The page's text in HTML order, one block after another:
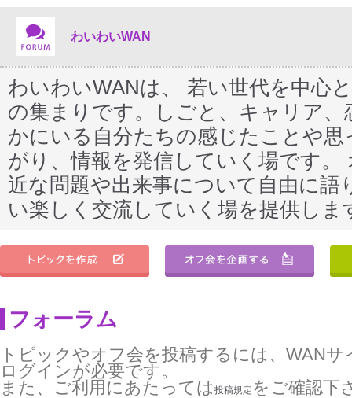
わいわいWAN
わいわいWANは、 若い世代を中心
の集まりです。しごと、キャリア
かにいる自分たちの感じたことや
がり、情報を発信していく場です
近な問題や出来事について自由に
い楽しく交流していく場を提供しま
フォーラム
トピックやオフ会を投稿するには、WAN
ログインが必要です。
また、ご利用にあたっては 投稿規定 をご確認下